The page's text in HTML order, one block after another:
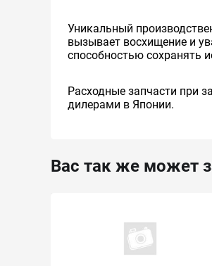
Уникальный
вызывает восхищение и
способностью сохранять
Расходные запчасти при
дилерами в Японии.
Вас так же может